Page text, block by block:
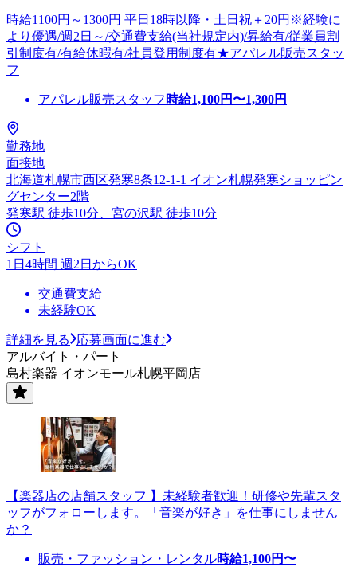
時給1100円～1300円 平日18時以降・土日祝＋20円※経験に
より優遇/週2日～/交通費支給(当社規定内)/昇給有/従業員割
引制度有/有給休暇有/社員登用制度有★アパレル販売スタッ
フ
アパレル販売スタッフ 時給1,100円〜1,300円
勤務地
面接地
北海道札幌市西区発寒8条12-1-1 イオン札幌発寒ショッピン
グセンター2階
発寒駅 徒歩10分、宮の沢駅 徒歩10分
シフト
1日4時間 週2日からOK
交通費支給
未経験OK
詳細を見る
応募画面に進む
アルバイト・パート
島村楽器 イオンモール札幌平岡店
【楽器店の店舗スタッフ 】未経験者歓迎！研修や先輩スタ
ッフがフォローします。「音楽が好き」を仕事にしません
か？
販売・ファッション・レンタル時給1,100円〜